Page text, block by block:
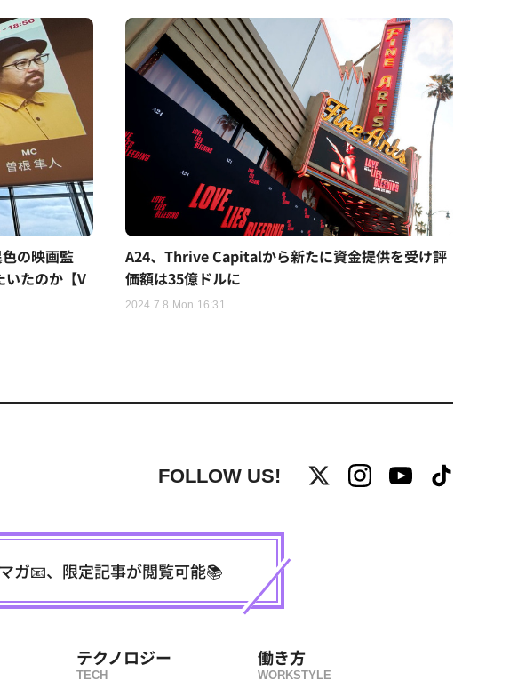
の映画監
いたのか【V
A24、Thrive Capitalから新たに資金提供を受け評
価額は35億ドルに
2024.7.8 Mon 16:31
FOLLOW US!
ガ📧、限定記事が閲覧可能📚
テクノロジー
TECH
働き方
WORKSTYLE